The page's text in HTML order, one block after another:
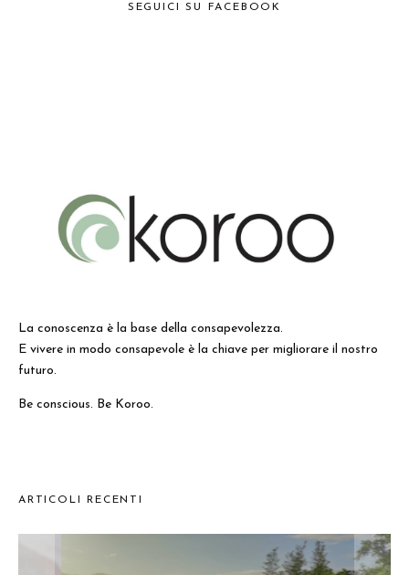
SEGUICI SU FACEBOOK
La conoscenza è la base della consapevolezza.
E vivere in modo consapevole è la chiave per migliorare il nostro
futuro.
Be conscious. Be Koroo.
ARTICOLI RECENTI